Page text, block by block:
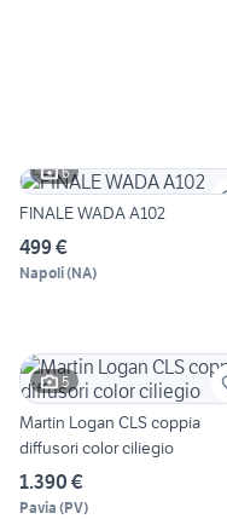
6
FINALE WADA A102
499 €
Napoli(NA)
5
Martin Logan CLS coppia
diffusori color ciliegio
1.390 €
Pavia (PV)